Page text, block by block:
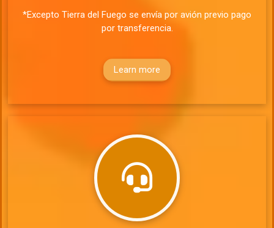
*Excepto Tierra del Fuego se envía por avión previo pago
por transferencia.
Learn more